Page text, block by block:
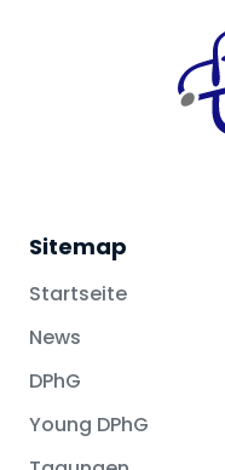
Sitemap
Startseite
News
DPhG
Young DPhG